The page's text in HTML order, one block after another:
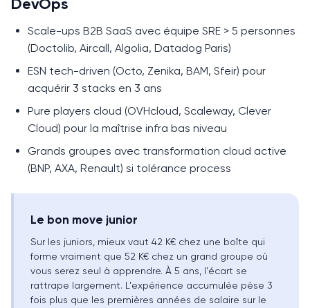
DevOps
Scale-ups B2B SaaS avec équipe SRE > 5 personnes
(Doctolib, Aircall, Algolia, Datadog Paris)
ESN tech-driven (Octo, Zenika, BAM, Sfeir) pour
acquérir 3 stacks en 3 ans
Pure players cloud (OVHcloud, Scaleway, Clever
Cloud) pour la maîtrise infra bas niveau
Grands groupes avec transformation cloud active
(BNP, AXA, Renault) si tolérance process
Le bon move junior
Sur les juniors, mieux vaut 42 K€ chez une boîte qui
forme vraiment que 52 K€ chez un grand groupe où
vous serez seul à apprendre. À 5 ans, l'écart se
rattrape largement. L'expérience accumulée pèse 3
fois plus que les premières années de salaire sur le